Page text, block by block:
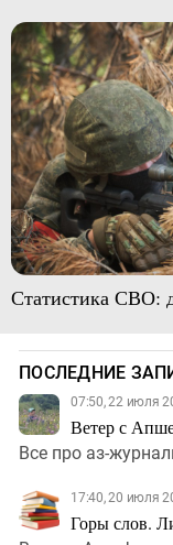
Статистика СВО:
ПОСЛЕДНИЕ
07:50, 22 июля
Ветер с
Все про аз-
17:40, 20 июля
Горы слов.